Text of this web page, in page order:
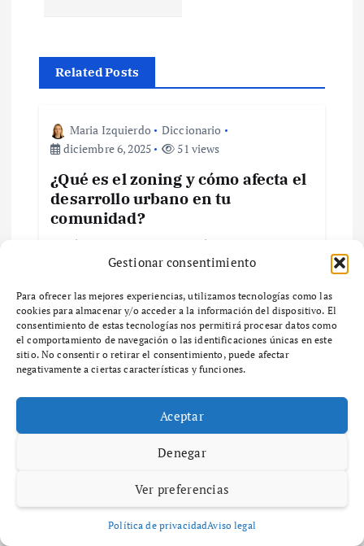
Gestionar consentimiento
Para ofrecer las mejores experiencias, utilizamos tecnologías como las
cookies para almacenar y/o acceder a la información del dispositivo. El
consentimiento de estas tecnologías nos permitirá procesar datos como
el comportamiento de navegación o las identificaciones únicas en este
sitio. No consentir o retirar el consentimiento, puede afectar
negativamente a ciertas características y funciones.
Aceptar
Denegar
Ver preferencias
Política de privacidadAviso legal
e
n
t
r
d
Related Posts
Maria Izquierdo
Diccionario
diciembre 6, 2025
51 views
¿Qué es el zoning y cómo afecta el
desarrollo urbano en tu
comunidad?
¿Qué es el Zoning y por qué es importante en
el desarrollo urbano? ¿Qué es el zoning y por
zoning es un…
Diccionario
diciembre 6, 2025
58 views
Guía completa sobre zonas de
ventas y su impacto en el negocio
¿Qué son las Zonas de Ventas y por qué son
importantes para tu negocio? ¿Qué son las